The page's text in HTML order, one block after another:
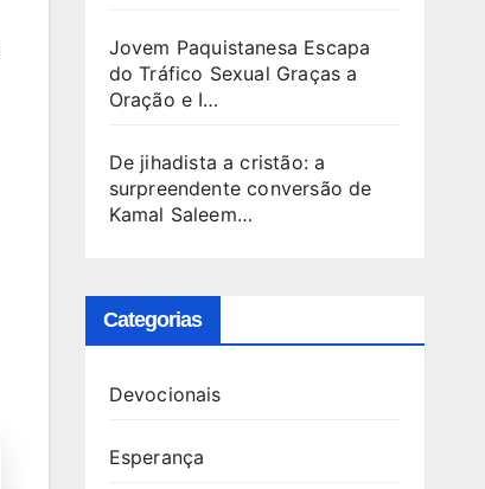
Jovem Paquistanesa Escapa
do Tráfico Sexual Graças a
Oração e I…
De jihadista a cristão: a
surpreendente conversão de
Kamal Saleem…
Categorias
Devocionais
Esperança